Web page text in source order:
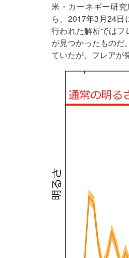
米・カーネギー研
ら、2017年3月24日
行われた解析では
が見つかったものだ
ていたが、フレアが